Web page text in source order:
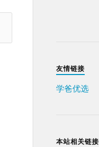
友情链接
学爸优选
本站相关链接